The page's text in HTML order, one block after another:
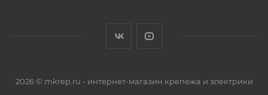
2026 © mkrep.ru - интернет-магазин крепежа и электрики